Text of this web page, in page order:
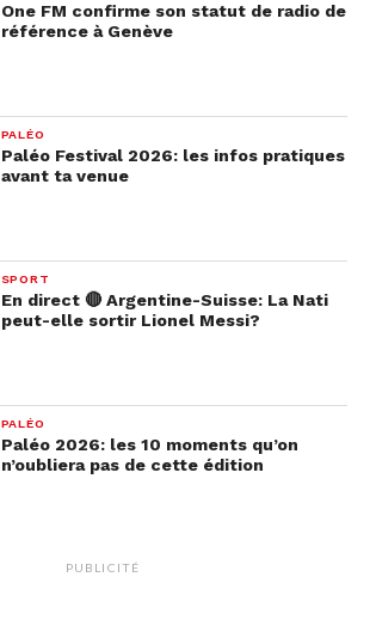
One FM confirme son statut de radio de
référence à Genève
PALÉO
Paléo Festival 2026: les infos pratiques
avant ta venue
SPORT
En direct 🔴 Argentine-Suisse: La Nati
peut-elle sortir Lionel Messi?
PALÉO
Paléo 2026: les 10 moments qu’on
n’oubliera pas de cette édition
PUBLICITÉ